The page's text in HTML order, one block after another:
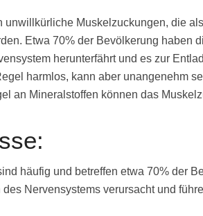
unwillkürliche Muskelzuckungen, die
Etwa 70% der Bevölkerung haben
herunterfährt und es zur
harmlos, kann aber unangenehm
an Mineralstoffen können das
häufig und betreffen etwa 70% der
Nervensystems verursacht und